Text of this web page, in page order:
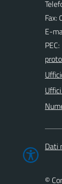
E-
PEC:
Dati
©